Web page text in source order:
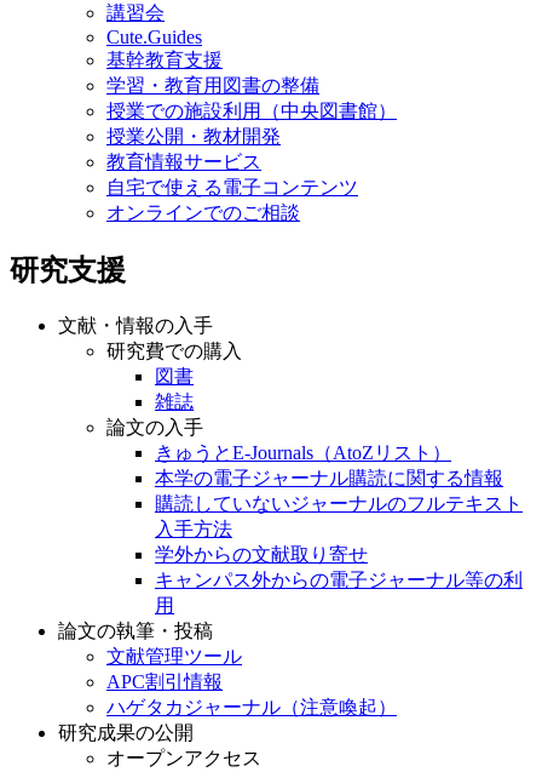
講習会
Cute.Guides
基幹教育支援
学習・教育用図書の整備
授業での施設利用（中央図書館）
授業公開・教材開発
教育情報サービス
自宅で使える電子コンテンツ
オンラインでのご相談
研究支援
文献・情報の入手
研究費での購入
図書
雑誌
論文の入手
きゅうとE-Journals（AtoZリスト）
本学の電子ジャーナル購読に関する情報
購読していないジャーナルのフルテキスト
入手方法
学外からの文献取り寄せ
キャンパス外からの電子ジャーナル等の利
用
論文の執筆・投稿
文献管理ツール
APC割引情報
ハゲタカジャーナル（注意喚起）
研究成果の公開
オープンアクセス